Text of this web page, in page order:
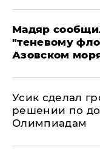
Мадяр
"теневому
Азовском
Усик сделал
решении по
Олимпиадам